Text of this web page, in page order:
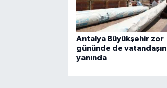
Antalya Büyükşehir zor
gününde de vatandaşın
yanında